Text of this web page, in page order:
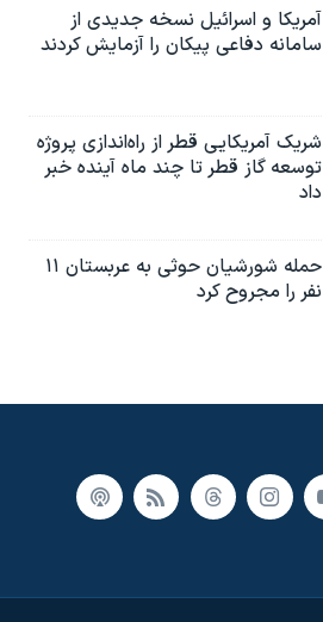
آمریکا و اسرائیل نسخه جدیدی از
سامانه دفاعی پیکان را آزمایش کردند
شریک آمریکایی قطر از راه‌اندازی پروژه
توسعه گاز قطر تا چند ماه آینده خبر
داد
حمله شورشیان حوثی به عربستان ۱۱
نفر را مجروح کرد